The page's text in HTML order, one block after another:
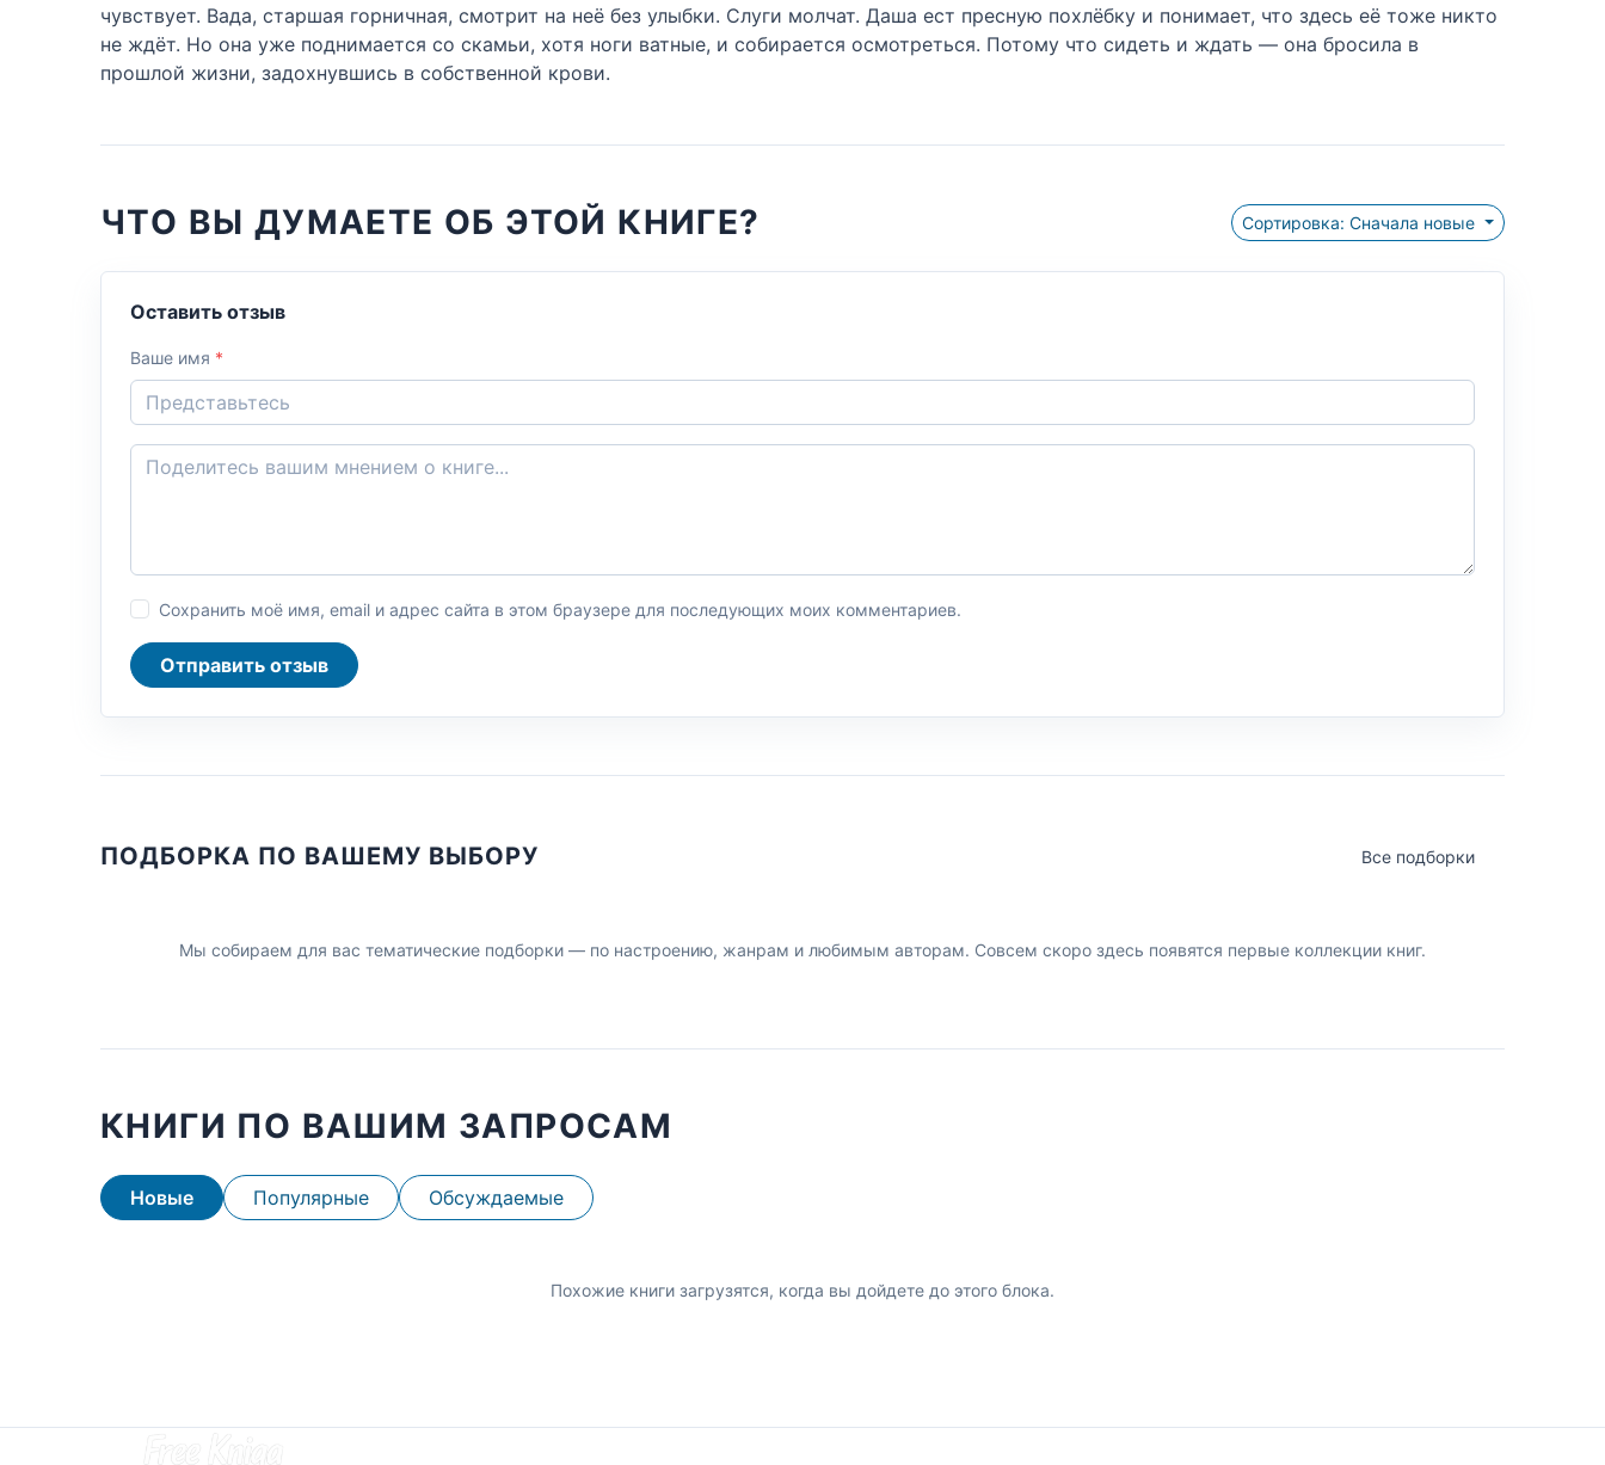
чувствует. Вада, старшая горничная, смотрит на неё без улыбки. Слуги молчат. Даша ест пресную похлёбку и понимает, что здесь её тоже никто
не ждёт. Но она уже поднимается со скамьи, хотя ноги ватные, и собирается осмотреться. Потому что сидеть и ждать — она бросила в
прошлой жизни, задохнувшись в собственной крови.
ЧТО ВЫ ДУМАЕТЕ ОБ ЭТОЙ КНИГЕ? Сортировка: Сначала новые
Оставить отзыв
Ваше имя *
Сохранить моё имя, email и адрес сайта в этом браузере для последующих моих комментариев.
Отправить отзыв
ПОДБОРКА ПО ВАШЕМУ ВЫБОРУ Все подборки
Мы собираем для вас тематические подборки — по настроению, жанрам и любимым авторам. Совсем скоро здесь появятся первые коллекции книг.
КНИГИ ПО ВАШИМ ЗАПРОСАМ
Новые Популярные Обсуждаемые
Похожие книги загрузятся, когда вы дойдете до этого блока.